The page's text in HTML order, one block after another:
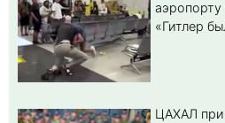
аэропорту
«Гитлер
ЦАХАЛ